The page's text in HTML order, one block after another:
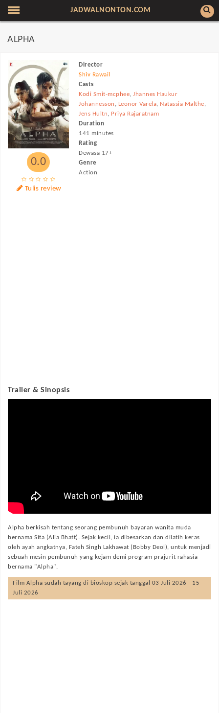
JADWALNONTON.COM
ALPHA
0.0
Tulis review
Director
Shiv Rawail
Casts
Kodi Smit-mcphee,Jhannes Haukur
Johannesson , Leonor Varela, Natassia Malthe,
Jens Hultn, Priya Rajaratnam
Duration
141 minutes
Rating
Dewasa 17+
Genre
Action
Trailer & Sinopsis
Alpha berkisah tentang seorang pembunuh bayaran wanita muda
bernama Sita (Alia Bhatt). Sejak kecil, ia dibesarkan dan dilatih keras
oleh ayah angkatnya, Fateh Singh Lakhawat (Bobby Deol), untuk menjadi
sebuah mesin pembunuh yang kejam demi program prajurit rahasia
bernama "Alpha".
Film Alpha sudah tayang di bioskop sejak tanggal 03 Juli 2026 - 15
Juli 2026